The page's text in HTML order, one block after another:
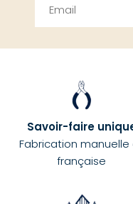
Savoir-faire
Fabrication manuelle
française